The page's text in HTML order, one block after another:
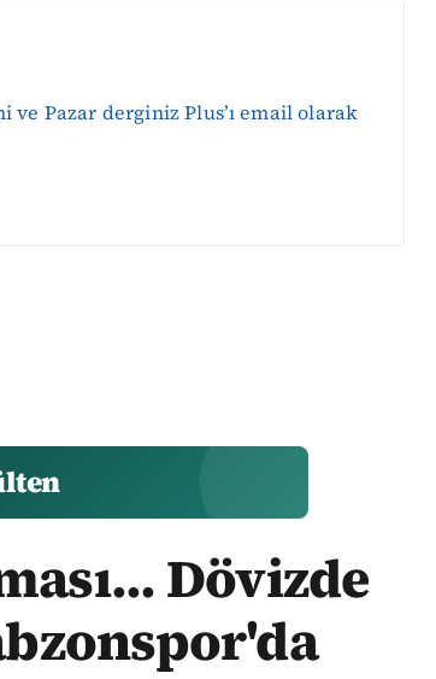
Pazar derginiz Plus’ı email olarak
Dövizde